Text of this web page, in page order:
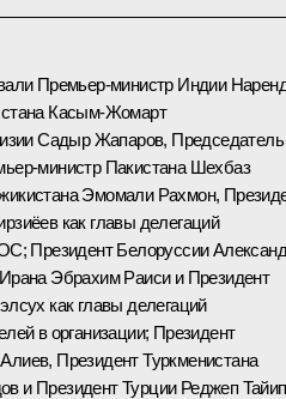
Премьер-министр Индии
Касым-Жомарт
Садыр Жапаров, Председатель
министр Пакистана Шехбаз
Эмомали Рахмон,
как главы делегаций
Президент Белоруссии
Эбрахим Раисии Президент
как главы делегаций
в организации; Президент
, Президент Туркменистана
и Президент Турции Реджеп Тайип